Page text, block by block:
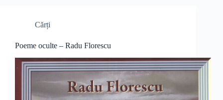
Cărți
Poeme oculte – Radu Florescu